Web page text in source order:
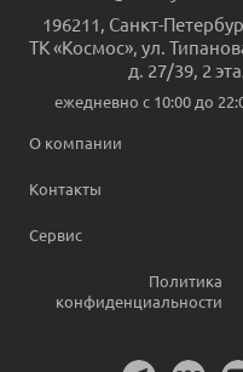
196211 Санкт-
ТК «Космос», ул.
д. 27/39, 2
ежедневно c 10:00 до
О компании
Контакты
Сервис
Политика
конфиденциальности